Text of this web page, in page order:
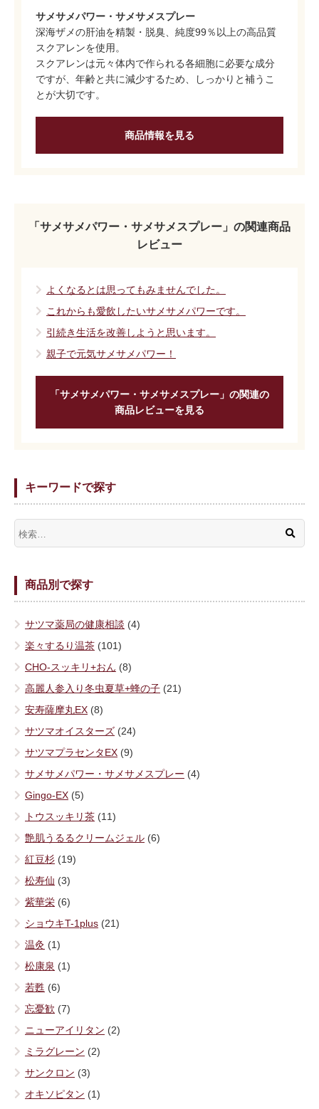
サメサメパワー・サメサメスプレー
深海ザメの肝油を精製・脱臭、純度99％以上の高品質
スクアレンを使用。
スクアレンは元々体内で作られる各細胞に必要な成分
ですが、年齢と共に減少するため、しっかりと補うこ
とが大切です。
商品情報を見る
「サメサメパワー・サメサメスプレー」の関連商品
レビュー
よくなるとは思ってもみませんでした。
これからも愛飲したいサメサメパワーです。
引続き生活を改善しようと思います。
親子で元気サメサメパワー！
「サメサメパワー・サメサメスプレー」の関連の
商品レビューを見る
キーワードで探す
商品別で探す
サツマ薬局の健康相談 (4)
楽々するり温茶 (101)
CHO-スッキリ+おん (8)
高麗人参入り冬虫夏草+蜂の子 (21)
安寿薩摩丸EX (8)
サツマオイスターズ (24)
サツマプラセンタEX (9)
サメサメパワー・サメサメスプレー (4)
Gingo-EX (5)
トウスッキリ茶 (11)
艶肌うるるクリームジェル (6)
紅豆杉 (19)
松寿仙 (3)
紫華栄 (6)
ショウキT-1plus (21)
温灸 (1)
松康泉 (1)
若甦 (6)
忘憂歓 (7)
ニューアイリタン (2)
ミラグレーン (2)
サンクロン (3)
オキソピタン (1)